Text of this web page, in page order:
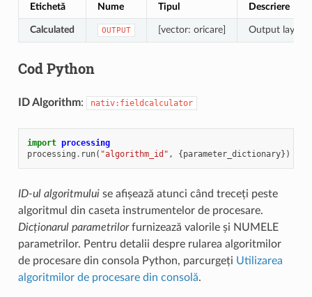
Etichetă Nume Tipul Descriere
Calculated OUTPUT [vector: oricare] Output layer
Cod Python
ID Algorithm: nativ:fieldcalculator
import processing
processing . run( "algorithm_id" , {parameter_dictionary})
ID-ul algoritmuluise afișează atunci când treceți peste
algoritmul din caseta instrumentelor de procesare.
Dicționarul parametrilorfurnizează valorile și NUMELE
parametrilor. Pentru detalii despre rularea algoritmilor
de procesare din consola Python, parcurgeți Utilizarea
algoritmilor de procesare din consolă.